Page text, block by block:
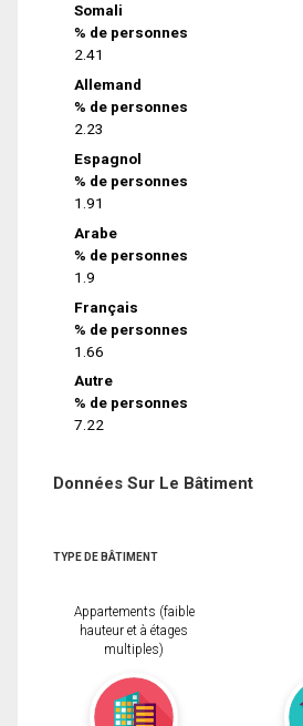
Somali
% de personnes
2.41
Allemand
% de personnes
2.23
Espagnol
% de personnes
1.91
Arabe
% de personnes
1.9
Français
% de personnes
1.66
Autre
% de personnes
7.22
Données Sur Le Bâtiment
TYPE DE BÂTIMENT
Appartements (faible
hauteur et à étages
multiples)